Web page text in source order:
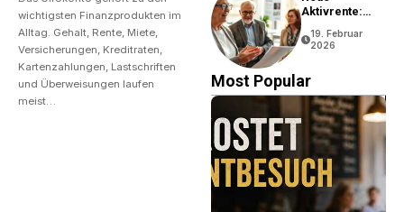
wichtigsten Finanzprodukten im
Alltag. Gehalt, Rente, Miete,
Versicherungen, Kreditraten,
Kartenzahlungen, Lastschriften
und Überweisungen laufen
meist…
Aktivrente:
Bedingungen
19. Februar
2026
Most Popular